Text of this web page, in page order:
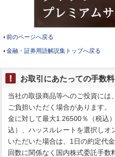
前のページへ戻る
金融・証券用語解説集トップへ戻る
お取引にあたっての手数
当社の取扱商品等へのご投資には
ご負担いただく場合があります
金に対して最大1.26500％（税込
込）、ハッスルレートを選択しオ
いただいた場合は、1日の約定代
回数に関係なく国内株式委託手数